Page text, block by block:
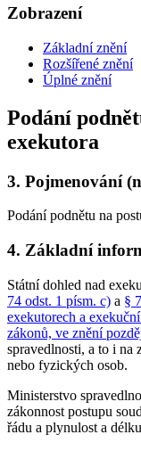
Zobrazení
Základní znění
Rozšířené znění
Úplné znění
Podání
exekutora
3. Pojmenování
Podání podnětu na
4. Základní
Státní dohled nad
74 odst. 1 písm. c) a §
exekutorech a
zákonů, ve znění
spravedlnosti, a to i na
nebo fyzických osob.
Ministerstvo
zákonnost postupu
řádu a plynulost a